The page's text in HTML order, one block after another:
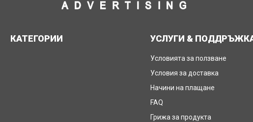
КАТЕГОРИИ УСЛУГИ &
Условията за ползване
Условия за доставка
Начини на плащане
FAQ
Грижа за продукта